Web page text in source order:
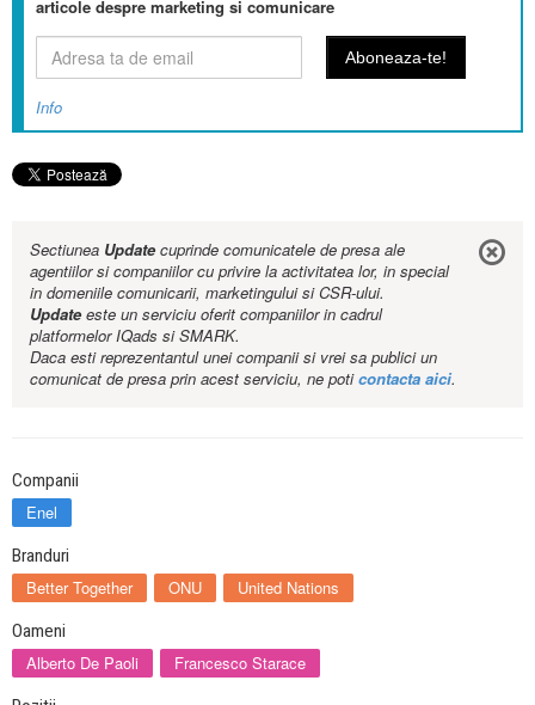
articole despre marketing si comunicare
Info
Sectiunea Updatecuprinde comunicatele de presa ale
agentiilor si companiilor cu privire la activitatea lor, in special
in domeniile comunicarii, marketingului si CSR-ului.
Updateeste un serviciu oferit companiilor in cadrul
platformelor IQads si SMARK.
Daca esti reprezentantul unei companii si vrei sa publici un
comunicat de presa prin acest serviciu, ne poticontacta aici.
Companii
Enel
Branduri
Better Together ONU United Nations
Oameni
Alberto De Paoli Francesco Starace